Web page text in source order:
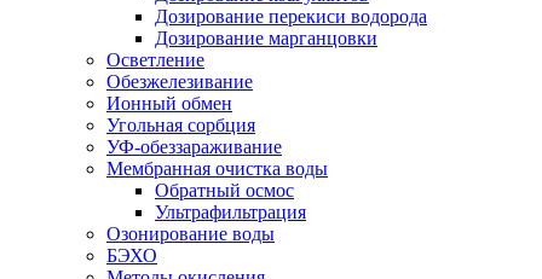
Дозирование перекиси водорода
Дозирование марганцовки
Осветление
Обезжелезивание
Ионный обмен
Угольная сорбция
УФ-обеззараживание
Мембранная очистка воды
Обратный осмос
Ультрафильтрация
Озонирование воды
БЭХО